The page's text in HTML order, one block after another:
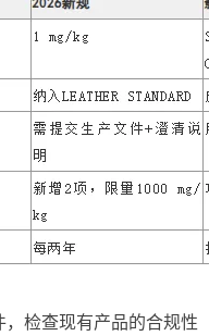
，检查现有产品的合规性